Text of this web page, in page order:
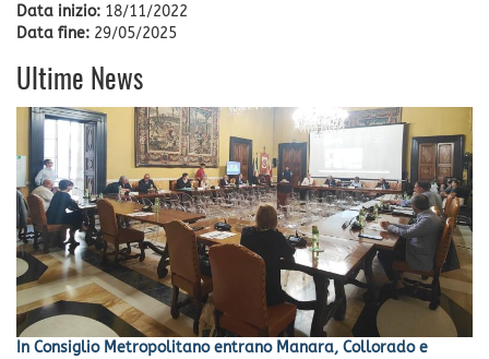
Data inizio: 18/11/2022
Data fine: 29/05/2025
Ultime News
In Consiglio Metropolitano entrano Manara, Collorado e